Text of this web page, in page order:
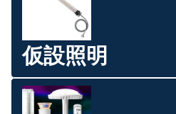
仮設照明